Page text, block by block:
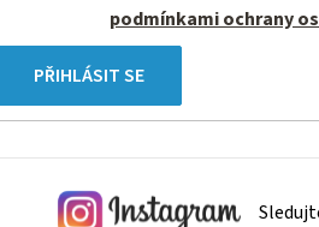
podmínkami ochrany
PŘIHLÁSIT SE